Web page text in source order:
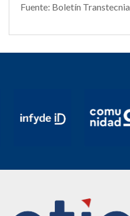
Fuente: Boletín Transtecnia